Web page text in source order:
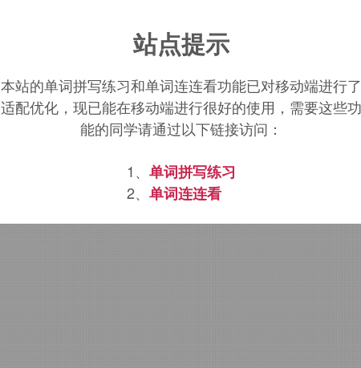
rainproof 含义。
站点提示
本站的单词拼写练习和单词连连看功能已对移动端进行了
适配优化，现已能在移动端进行很好的使用，需要这些功
能的同学请通过以下链接访问：
1、 单词拼写练习
2、 单词连连看